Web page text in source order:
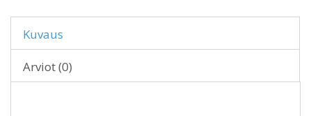
Kuvaus
Arviot (0)